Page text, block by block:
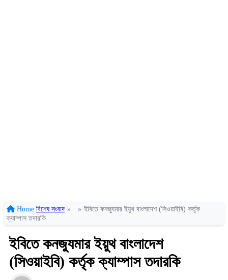
Home বিশেষ সংবাদ » » ইবিতে কনজ্যুমার ইয়ুথ বাংলাদেশ (সিওয়াইবি) কর্তৃক
ক্যাম্পাস তদারকি
ইবিতে কনজ্যুমার ইয়ুথ বাংলাদেশ
(সিওয়াইবি) কর্তৃক ক্যাম্পাস তদারকি